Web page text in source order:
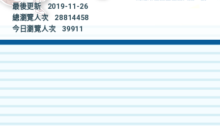
最後更新
2019-11-26
總瀏覽人次
28814458
今日瀏覽人次
39911